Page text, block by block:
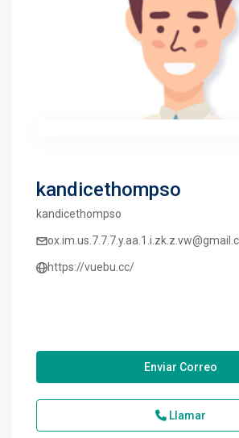
kandicethompso
kandicethompso
https://vuebu.cc/
Enviar Correo
Llamar